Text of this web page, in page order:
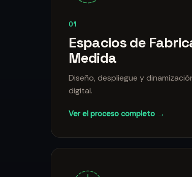
01
Espacios de
Medida
Diseño, despliegue y
digital.
Ver el proceso completo →